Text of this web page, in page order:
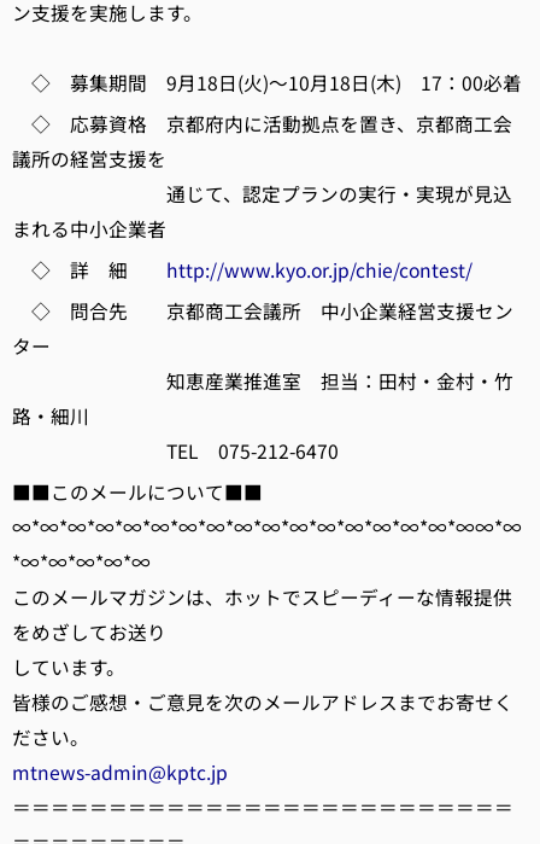
ン支援を実施します。
◇ 募集期間 9月18日(火)～10月18日(木) 17：00必着
◇ 応募資格 京都府内に活動拠点を置き、京都商工会
議所の経営支援を
通じて、認定プランの実行・実現が見込
まれる中小企業者
◇ 詳 細 http://www.kyo.or.jp/chie/contest/
◇ 問合先 京都商工会議所 中小企業経営支援セン
ター
知恵産業推進室 担当：田村・金村・竹
路・細川
TEL 075-212-6470
■■このメールについて■■
∞*∞*∞*∞*∞*∞*∞*∞*∞*∞*∞*∞*∞*∞*∞*∞*∞∞*∞
*∞*∞*∞*∞*∞
このメールマガジンは、ホットでスピーディーな情報提供
をめざしてお送り
しています。
皆様のご感想・ご意見を次のメールアドレスまでお寄せく
ださい。
mtnews-admin@kptc.jp
＝＝＝＝＝＝＝＝＝＝＝＝＝＝＝＝＝＝＝＝＝＝＝＝＝＝